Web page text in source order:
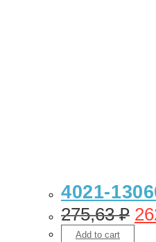
4021-
275,63₽
Add to cart